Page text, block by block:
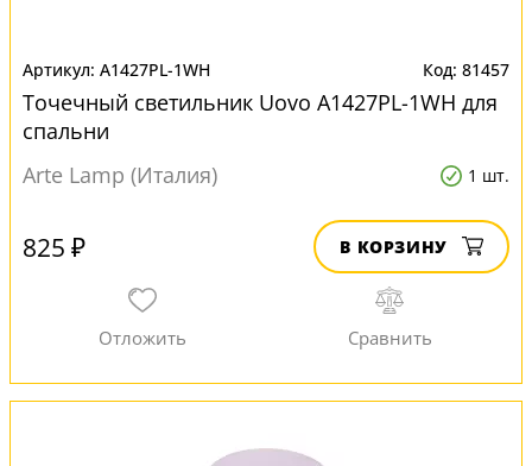
A1427PL-1WH 81457
Точечный светильник Uovo A1427PL-1WH для
спальни
Arte Lamp (Италия)
1 шт.
825 ₽ В КОРЗИНУ